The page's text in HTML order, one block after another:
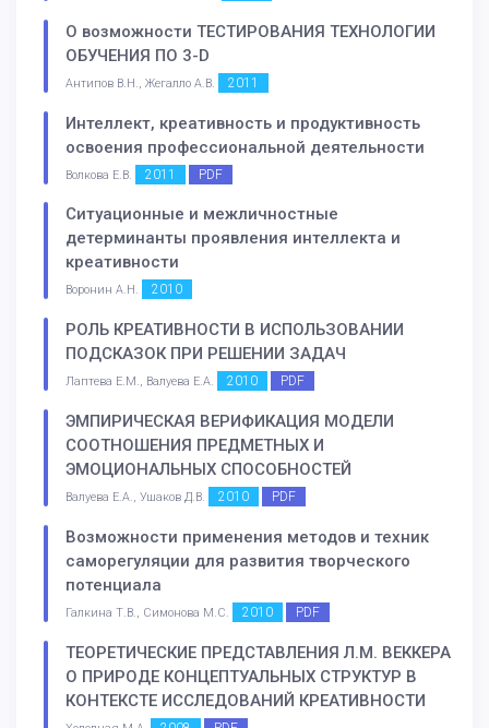
О возможности ТЕСТИРОВАНИЯ ТЕХНОЛОГИИ
ОБУЧЕНИЯ ПО 3-D
Антипов В.Н., Жегалло А.В. 2011
Интеллект, креативность и продуктивность
освоения профессиональной деятельности
Волкова Е.В. 2011 PDF
Ситуационные и межличностные
детерминанты проявления интеллекта и
креативности
Воронин А.Н. 2010
РОЛЬ КРЕАТИВНОСТИ В ИСПОЛЬЗОВАНИИ
ПОДСКАЗОК ПРИ РЕШЕНИИ ЗАДАЧ
Лаптева Е.М., Валуева Е.А. 2010 PDF
ЭМПИРИЧЕСКАЯ ВЕРИФИКАЦИЯ МОДЕЛИ
СООТНОШЕНИЯ ПРЕДМЕТНЫХ И
ЭМОЦИОНАЛЬНЫХ СПОСОБНОСТЕЙ
Валуева Е.А., Ушаков Д.В. 2010 PDF
Возможности применения методов и техник
саморегуляции для развития творческого
потенциала
Галкина Т.В., Симонова М.С. 2010 PDF
ТЕОРЕТИЧЕСКИЕ ПРЕДСТАВЛЕНИЯ Л.М. ВЕККЕРА
О ПРИРОДЕ КОНЦЕПТУАЛЬНЫХ СТРУКТУР В
КОНТЕКСТЕ ИССЛЕДОВАНИЙ КРЕАТИВНОСТИ